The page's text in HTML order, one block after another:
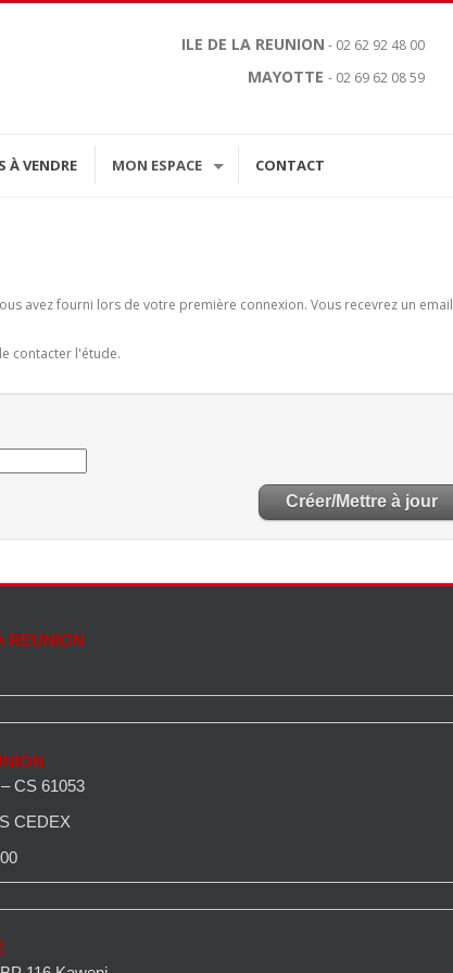
ILE DE LA REUNION - 02 62 92 48 00
MAYOTTE- 02 69 62 08 59
À VENDRE MON ESPACE CONTACT
avez fourni lors de votre première connexion. Vous recevrez un email
contacter l'étude.
REUNION
CS 61053
CEDEX